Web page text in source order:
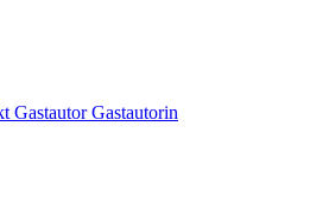
Gastautor Gastautorin